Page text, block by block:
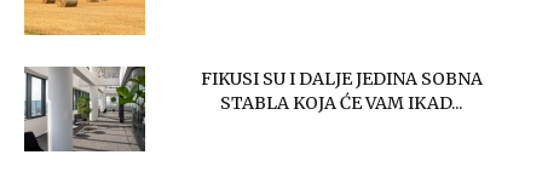
FIKUSI SU I DALJE JEDINA SOBNA
STABLA KOJA ĆE VAM IKAD...